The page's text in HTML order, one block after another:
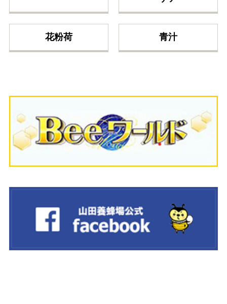
花粉荷 青汁